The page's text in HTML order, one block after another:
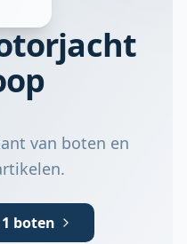
van boten en
boten